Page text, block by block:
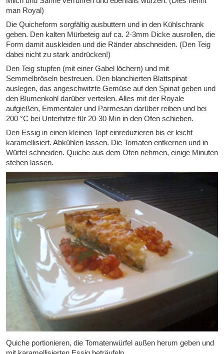
man Royal)
Die Quicheform sorgfältig ausbuttern und in den Kühlschrank
geben. Den kalten Mürbeteig auf ca. 2-3mm Dicke ausrollen, die
Form damit auskleiden und die Ränder abschneiden. (Den Teig
dabei nicht zu stark andrücken!)
Den Teig stupfen (mit einer Gabel löchern) und mit
Semmelbröseln bestreuen. Den blanchierten Blattspinat
auslegen, das angeschwitzte Gemüse auf den Spinat geben und
den Blumenkohl darüber verteilen. Alles mit der Royale
aufgießen, Emmentaler und Parmesan darüber reiben und bei
200 °C bei Unterhitze für 20-30 Min in den Ofen schieben.
Den Essig in einen kleinen Topf einreduzieren bis er leicht
karamellisiert. Abkühlen lassen. Die Tomaten entkernen und in
Würfel schneiden. Quiche aus dem Ofen nehmen, einige Minuten
stehen lassen.
Quiche portionieren, die Tomatenwürfel außen herum geben und